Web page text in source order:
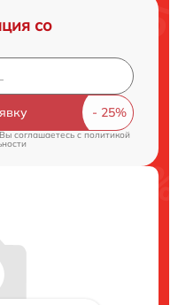
со
соглашаетесь cполитикой